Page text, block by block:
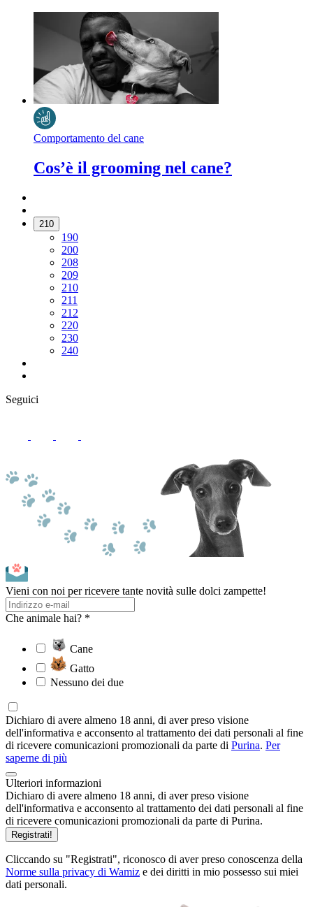
Comportamento del cane
Cos’è il grooming nel cane?
210
190
200
208
209
210
211
212
220
230
240
Seguici
Vieni con noi per ricevere tante novità sulle dolci zampette!
Che animale hai? *
Cane
Gatto
Nessuno dei due
Dichiaro di avere almeno 18 anni, di aver preso visione
dell'informativa e acconsento al trattamento dei dati personali al fine
di ricevere comunicazioni promozionali da parte di Purina. Per
saperne di più
Ulteriori informazioni
Dichiaro di avere almeno 18 anni, di aver preso visione
dell'informativa e acconsento al trattamento dei dati personali al fine
di ricevere comunicazioni promozionali da parte di Purina.
Registrati!
Cliccando su "Registrati", riconosco di aver preso conoscenza della
Norme sulla privacy di Wamiz e dei diritti in mio possesso sui miei
dati personali.